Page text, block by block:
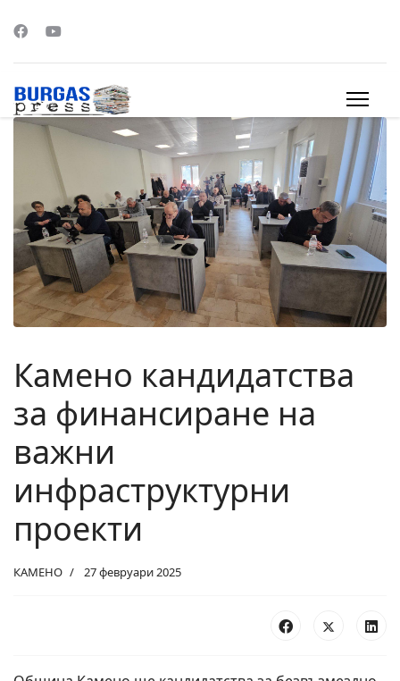
Камено кандидатства
за финансиране на
важни
инфраструктурни
проекти
КАМЕНО 27 февруари 2025